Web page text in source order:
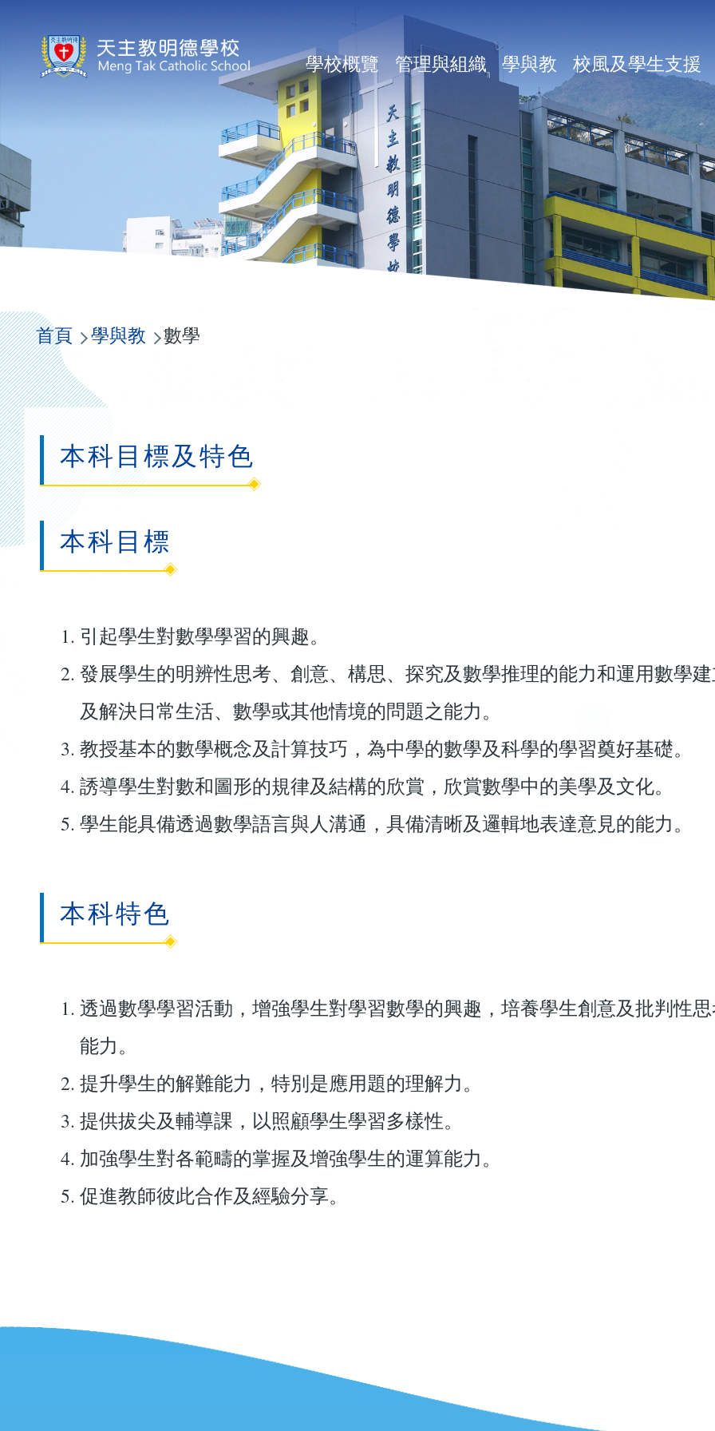
Main
navigation
學校概覽 管理與組織 學與教 校風及學生支援
導
航
連
結
首頁 學與教 數學
本科目標及特色
本科目標
引起學生對數學學習的興趣。
發展學生的明辨性思考、創意、構思、探究及數學推理的能力和運用數學
及解決日常生活、數學或其他情境的問題之能力。
教授基本的數學概念及計算技巧，為中學的數學及科學的學習奠好基礎。
誘導學生對數和圖形的規律及結構的欣賞，欣賞數學中的美學及文化。
學生能具備透過數學語言與人溝通，具備清晰及邏輯地表達意見的能力。
本科特色
透過數學學習活動，增強學生對學習數學的興趣，培養學生創意及批判性
能力。
提升學生的解難能力，特別是應用題的理解力。
提供拔尖及輔導課，以照顧學生學習多樣性。
加強學生對各範疇的掌握及增強學生的運算能力。
促進教師彼此合作及經驗分享。